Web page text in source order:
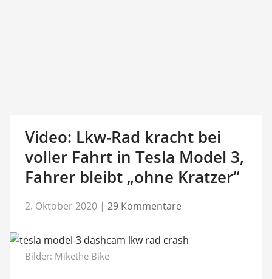
Video: Lkw-Rad kracht bei
voller Fahrt in Tesla Model 3,
Fahrer bleibt „ohne Kratzer“
2. Oktober 2020 | 29 Kommentare
Bilder: Mikethe Bike